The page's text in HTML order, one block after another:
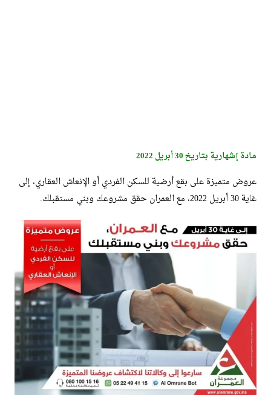
مادة إشهارية بتاريخ 30 أبريل 2022
عروض متميزة على بقع أرضية للسكن الفردي أو الإنعاش العقاري، إلى
غاية 30 أبريل 2022، مع العمران حقق مشروعك وبني مستقبلك.